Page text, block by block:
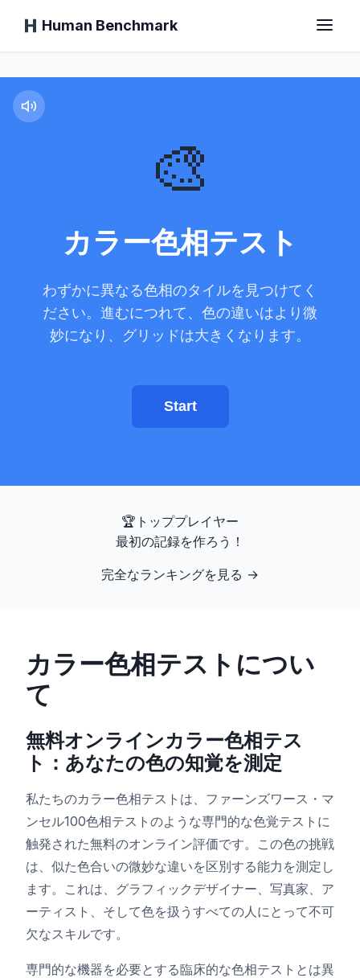
Human Benchmark
チンパンジーテスト
視覚記憶
シーケンス記憶
色覚異常
色相テスト
オブジェクトトラッキング
Hand-Eye Coordination
FPS Reaction
カラー色相テスト
🎨
カラー色相テスト
わずかに異なる色相のタイルを見つけてく
ださい。進むにつれて、色の違いはより微
妙になり、グリッドは大きくなります。
Start
🏆 トッププレイヤー
最初の記録を作ろう！
完全なランキングを見る →
カラー色相テストについ
て
無料オンラインカラー色相テス
ト：あなたの色の知覚を測定
私たちのカラー色相テストは、ファーンズワース・マ
ンセル100色相テストのような専門的な色覚テストに
触発された無料のオンライン評価です。この色の挑戦
は、似た色合いの微妙な違いを区別する能力を測定し
ます。これは、グラフィックデザイナー、写真家、ア
ーティスト、そして色を扱うすべての人にとって不可
欠なスキルです。
専門的な機器を必要とする臨床的な色相テストとは異